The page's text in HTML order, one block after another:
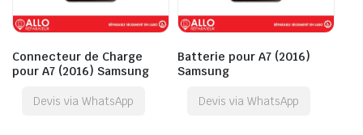
Connecteur de Charge
pour A7 (2016) Samsung
Devis via WhatsApp
Batterie pour A7 (2016)
Samsung
Devis via WhatsApp